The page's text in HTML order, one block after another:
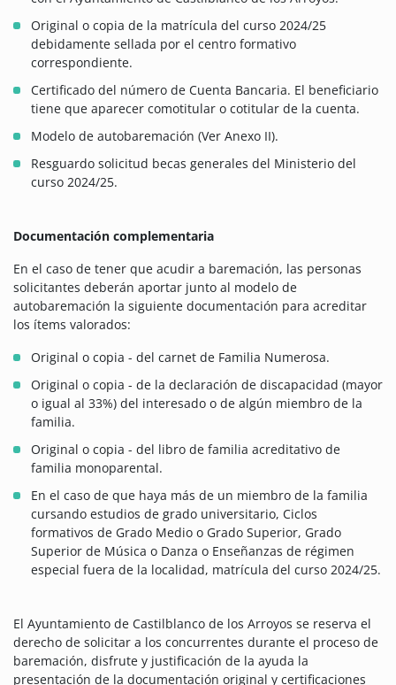
Original o copia de la matrícula del curso 2024/25
debidamente sellada por el centro formativo
correspondiente.
Certificado del número de Cuenta Bancaria. El beneficiario
tiene que aparecer comotitular o cotitular de la cuenta.
Modelo de autobaremación (Ver Anexo II).
Resguardo solicitud becas generales del Ministerio del
curso 2024/25.
Documentación complementaria
En el caso de tener que acudir a baremación, las personas
solicitantes deberán aportar junto al modelo de
autobaremación la siguiente documentación para acreditar
los ítems valorados:
Original o copia - del carnet de Familia Numerosa.
Original o copia - de la declaración de discapacidad (mayor
o igual al 33%) del interesado o de algún miembro de la
familia.
Original o copia - del libro de familia acreditativo de
familia monoparental.
En el caso de que haya más de un miembro de la familia
cursando estudios de grado universitario, Ciclos
formativos de Grado Medio o Grado Superior, Grado
Superior de Música o Danza o Enseñanzas de régimen
especial fuera de la localidad, matrícula del curso 2024/25.
El Ayuntamiento de Castilblanco de los Arroyos se reserva el
derecho de solicitar a los concurrentes durante el proceso de
baremación, disfrute y justificación de la ayuda la
presentación de la documentación original y certificaciones